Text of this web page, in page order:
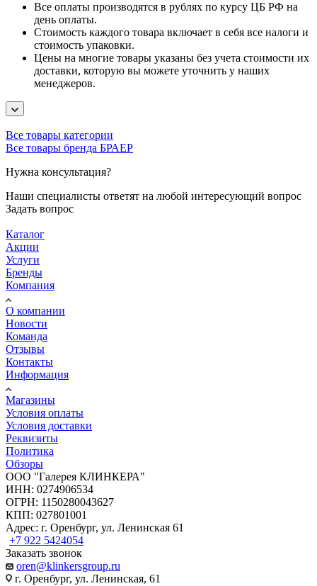
Все оплаты производятся в рублях по курсу ЦБ РФ на
день оплаты.
Стоимость каждого товара включает в себя все налоги и
стоимость упаковки.
Цены на многие товары указаны без учета стоимости их
доставки, которую вы можете уточнить у наших
менеджеров.
Все товары категории
Все товары бренда БРАЕР
Нужна консультация?
Наши специалисты ответят на любой интересующий вопрос
Задать вопрос
Каталог
Акции
Услуги
Бренды
Компания
О компании
Новости
Команда
Отзывы
Контакты
Информация
Магазины
Условия оплаты
Условия доставки
Реквизиты
Политика
Обзоры
ООО "Галерея КЛИНКЕРА"
ИНН: 0274906534
ОГРН: 1150280043627
КПП: 027801001
Адрес: г. Оренбург, ул. Ленинская 61
+7 922 5424054
Заказать звонок
oren@klinkersgroup.ru
г. Оренбург, ул. Ленинская, 61